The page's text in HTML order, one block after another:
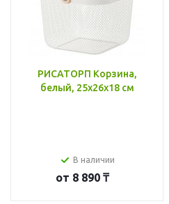
РИСАТОРП Корзина,
белый, 25x26x18 см
В наличии
от 8 890 ₸